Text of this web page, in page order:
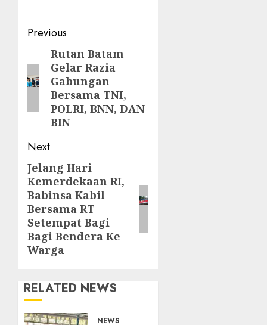
Post
navigation
Previous
Previous
post:
Rutan Batam
Gelar Razia
Gabungan
Bersama TNI,
POLRI, BNN, DAN
BIN
Next
Next
post:
Jelang Hari
Kemerdekaan RI,
Babinsa Kabil
Bersama RT
Setempat Bagi
Bagi Bendera Ke
Warga
RELATED NEWS
NEWS